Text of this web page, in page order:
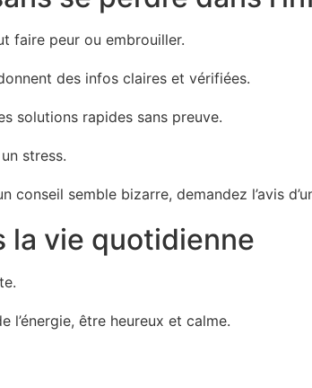
faire peur ou embrouiller.
des infos claires et vérifiées.
solutions rapides sans preuve.
stress.
semble bizarre, demandez l’avis
la vie quotidienne
l’énergie, être heureux et calme.